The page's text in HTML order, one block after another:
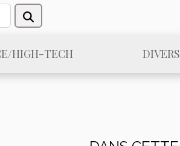
HIGH-TECH DIVERS